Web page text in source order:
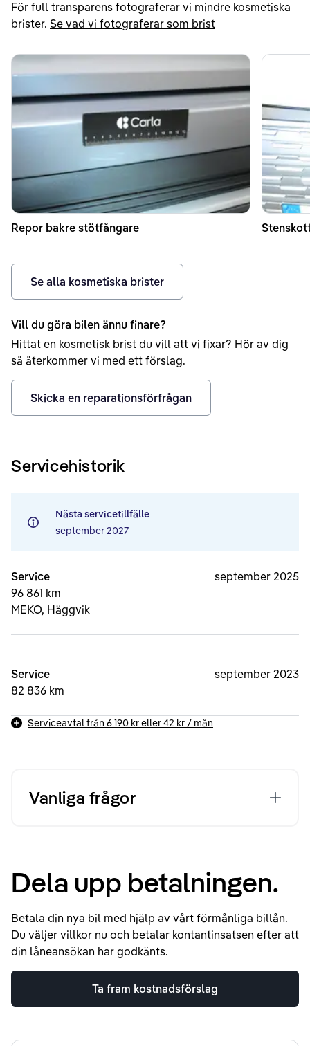
För full transparens fotograferar vi mindre kosmetiska
brister. Se vad vi fotograferar som brist
Repor bakre stötfångare
Se alla kosmetiska brister
Vill du göra bilen ännu finare?
Hittat en kosmetisk brist du vill att vi fixar? Hör av dig
så återkommer vi med ett förslag.
Skicka en reparationsförfrågan
Servicehistorik
Nästa servicetillfälle
september 2027
Service
96 861 km
MEKO, Häggvik
september 2025
Service
82 836 km
september 2023
Serviceavtal från 6 190 kreller42 kr / mån
Vanliga frågor
Dela upp betalningen.
Betala din nya bil med hjälp av vårt förmånliga billån.
Du väljer villkor nu och betalar kontantinsatsen efter att
din låneansökan har godkänts.
Ta fram kostnadsförslag